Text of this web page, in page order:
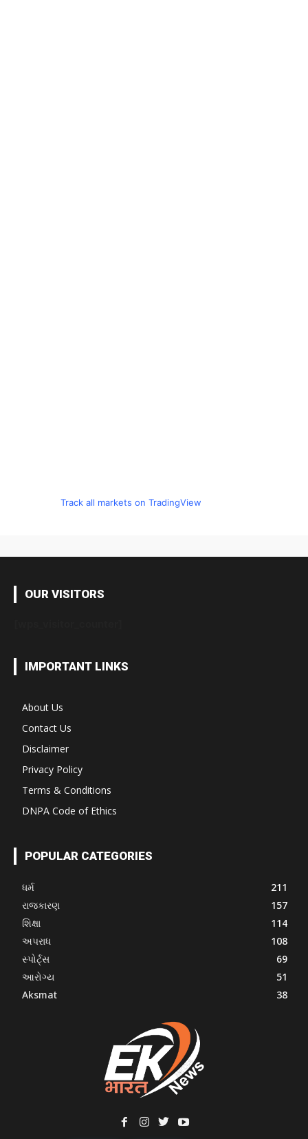
Track all markets on TradingView
OUR VISITORS
IMPORTANT LINKS
About Us
Contact Us
Disclaimer
Privacy Policy
Terms & Conditions
DNPA Code of Ethics
POPULAR CATEGORIES
ધર્મ
211
રાજકારણ
157
શિક્ષા
114
અપરાધ
108
સ્પોર્ટ્સ
69
આરોગ્ય
51
Aksmat
38